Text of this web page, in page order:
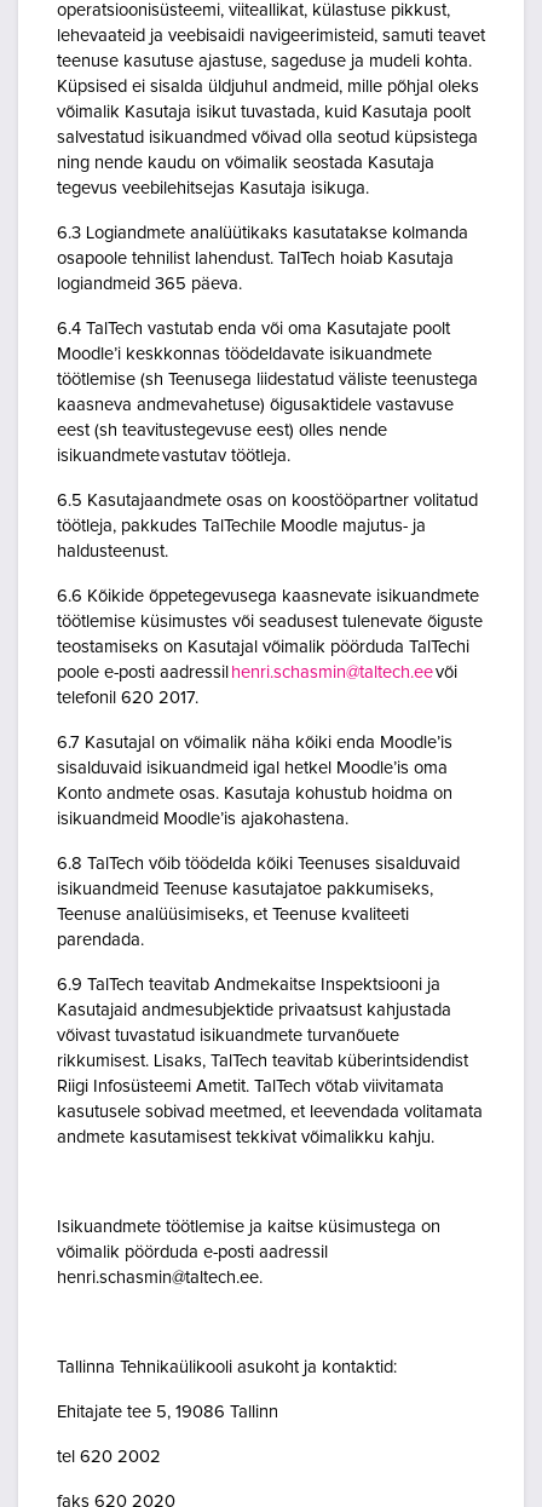
operatsioonisüsteemi, viiteallikat, külastuse pikkust,
lehevaateid ja veebisaidi navigeerimisteid, samuti teavet
teenuse kasutuse ajastuse, sageduse ja mudeli kohta.
Küpsised ei sisalda üldjuhul andmeid, mille põhjal oleks
võimalik Kasutaja isikut tuvastada, kuid Kasutaja poolt
salvestatud isikuandmed võivad olla seotud küpsistega
ning nende kaudu on võimalik seostada Kasutaja
tegevus veebilehitsejas Kasutaja isikuga.
6.3 Logiandmete analüütikaks kasutatakse kolmanda
osapoole tehnilist lahendust. TalTech hoiab Kasutaja
logiandmeid 365 päeva.
6.4 TalTech vastutab enda või oma Kasutajate poolt
Moodle’i keskkonnas töödeldavate isikuandmete
töötlemise (sh Teenusega liidestatud väliste teenustega
kaasneva andmevahetuse) õigusaktidele vastavuse
eest (sh teavitustegevuse eest) olles nende
isikuandmete vastutav töötleja.
6.5 Kasutajaandmete osas on koostööpartner volitatud
töötleja, pakkudes TalTechile Moodle majutus- ja
haldusteenust.
6.6 Kõikide õppetegevusega kaasnevate isikuandmete
töötlemise küsimustes või seadusest tulenevate õiguste
teostamiseks on Kasutajal võimalik pöörduda TalTechi
poole e-posti aadressil henri.schasmin@taltech.eevõi
telefonil 620 2017.
6.7 Kasutajal on võimalik näha kõiki enda Moodle’is
sisalduvaid isikuandmeid igal hetkel Moodle’is oma
Konto andmete osas. Kasutaja kohustub hoidma on
isikuandmeid Moodle’is ajakohastena.
6.8 TalTech võib töödelda kõiki Teenuses sisalduvaid
isikuandmeid Teenuse kasutajatoe pakkumiseks,
Teenuse analüüsimiseks, et Teenuse kvaliteeti
parendada.
6.9 TalTech teavitab Andmekaitse Inspektsiooni ja
Kasutajaid andmesubjektide privaatsust kahjustada
võivast tuvastatud isikuandmete turvanõuete
rikkumisest. Lisaks, TalTech teavitab küberintsidendist
Riigi Infosüsteemi Ametit. TalTech võtab viivitamata
kasutusele sobivad meetmed, et leevendada volitamata
andmete kasutamisest tekkivat võimalikku kahju.
Isikuandmete töötlemise ja kaitse küsimustega on
võimalik pöörduda e-posti aadressil
henri.schasmin@taltech.ee.
Tallinna Tehnikaülikooli asukoht ja kontaktid:
Ehitajate tee 5, 19086 Tallinn
tel 620 2002
faks 620 2020